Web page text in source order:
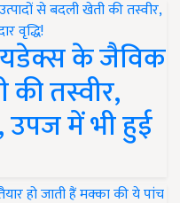
के जैविक
की तस्वीर,
में भी हुई